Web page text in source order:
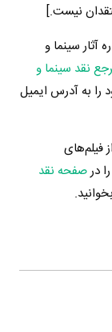
نیست.]
آثار سینما و
نقد سینما و
را به آدرس ایمیل
فیلم‌های
درصفحه نقد
بخوانید.